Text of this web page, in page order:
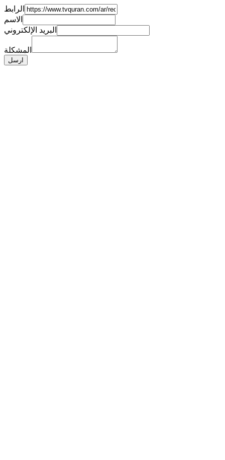
الرابط
الاسم
البريد الإلكتروني
المشكلة
ارسل